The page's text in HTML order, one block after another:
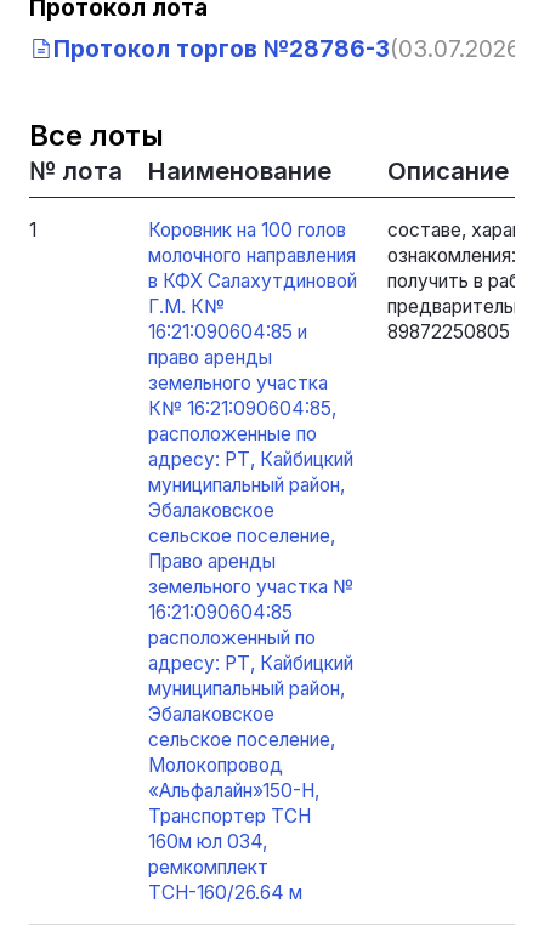
Протокол лота
Протокол торгов №28786-3(03.07.2026,
Все лоты
№ лота Наименование Описание
1
Коровник на 100 голов
молочного направления
в КФХ Салахутдиновой
Г.М. К№
16:21:090604:85 и
право аренды
земельного участка
К№ 16:21:090604:85,
расположенные по
адресу: РТ, Кайбицкий
муниципальный район,
Эбалаковское
сельское поселение,
Право аренды
земельного участка №
16:21:090604:85
расположенный по
адресу: РТ, Кайбицкий
муниципальный район,
Эбалаковское
сельское поселение,
Молокопровод
«Альфалайн»150-Н,
Транспортер TCH
160м юл 034,
ремкомплект
ТСН-160/26.64 м
составе,
ознакомления:
получить в
предварительно
89872250805 -